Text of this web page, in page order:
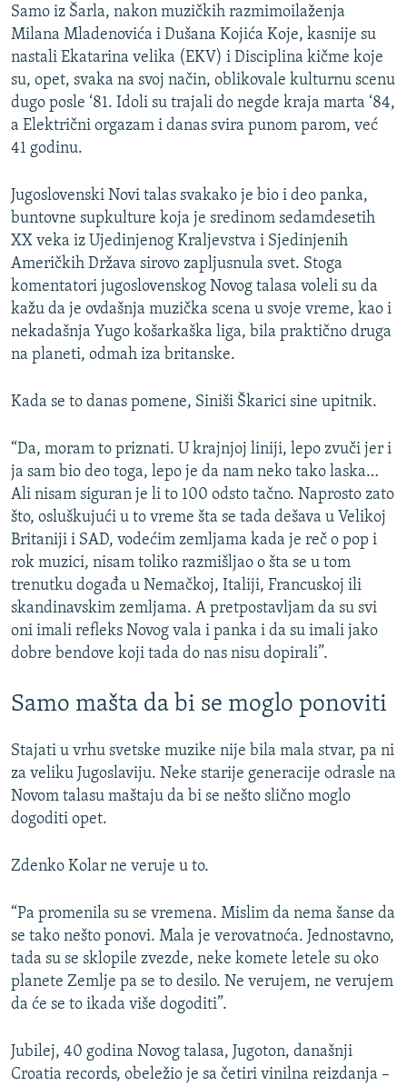
Samo iz Šarla, nakon muzičkih razmimoilaženja
Milana Mladenovića i Dušana Kojića Koje, kasnije su
nastali Ekatarina velika (EKV) i Disciplina kičme koje
su, opet, svaka na svoj način, oblikovale kulturnu scenu
dugo posle ‘81. Idoli su trajali do negde kraja marta ‘84,
a Električni orgazam i danas svira punom parom, već
41 godinu.
Jugoslovenski Novi talas svakako je bio i deo panka,
buntovne supkulture koja je sredinom sedamdesetih
XX veka iz Ujedinjenog Kraljevstva i Sjedinjenih
Američkih Država sirovo zapljusnula svet. Stoga
komentatori jugoslovenskog Novog talasa voleli su da
kažu da je ovdašnja muzička scena u svoje vreme, kao i
nekadašnja Yugo košarkaška liga, bila praktično druga
na planeti, odmah iza britanske.
Kada se to danas pomene, Siniši Škarici sine upitnik.
“Da, moram to priznati. U krajnjoj liniji, lepo zvuči jer i
ja sam bio deo toga, lepo je da nam neko tako laska…
Ali nisam siguran je li to 100 odsto tačno. Naprosto zato
što, osluškujući u to vreme šta se tada dešava u Velikoj
Britaniji i SAD, vodećim zemljama kada je reč o pop i
rok muzici, nisam toliko razmišljao o šta se u tom
trenutku događa u Nemačkoj, Italiji, Francuskoj ili
skandinavskim zemljama. A pretpostavljam da su svi
oni imali refleks Novog vala i panka i da su imali jako
dobre bendove koji tada do nas nisu dopirali”.
Samo mašta da bi se moglo ponoviti
Stajati u vrhu svetske muzike nije bila mala stvar, pa ni
za veliku Jugoslaviju. Neke starije generacije odrasle na
Novom talasu maštaju da bi se nešto slično moglo
dogoditi opet.
Zdenko Kolar ne veruje u to.
“Pa promenila su se vremena. Mislim da nema šanse da
se tako nešto ponovi. Mala je verovatnoća. Jednostavno,
tada su se sklopile zvezde, neke komete letele su oko
planete Zemlje pa se to desilo. Ne verujem, ne verujem
da će se to ikada više dogoditi”.
Jubilej, 40 godina Novog talasa, Jugoton, današnji
Croatia records, obeležio je sa četiri vinilna reizdanja –